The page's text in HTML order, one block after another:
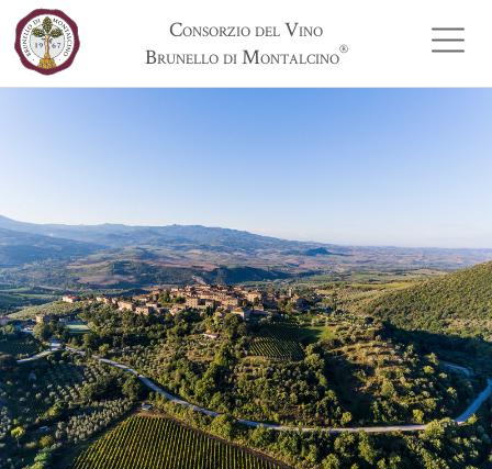
Consorzio del Vino
Brunello di Montalcino®